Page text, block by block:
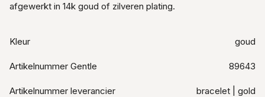
afgewerkt in 14k goud of zilveren plating.
Kleur goud
Artikelnummer Gentle 89643
Artikelnummer leverancier bracelet | gold